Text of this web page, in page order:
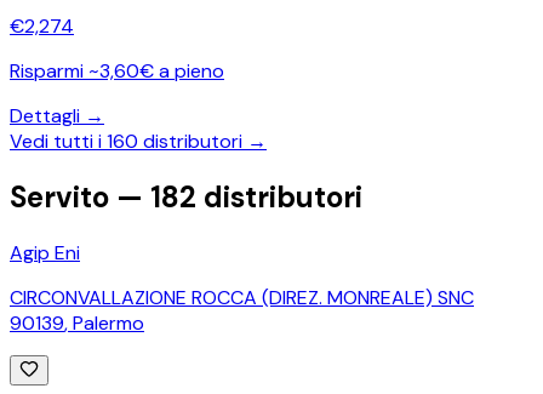
€2,274
Risparmi ~3,60€ a pieno
Dettagli →
Vedi tutti i160 distributori →
Servito — 182 distributori
Agip Eni
CIRCONVALLAZIONE ROCCA (DIREZ. MONREALE) SNC
90139,Palermo